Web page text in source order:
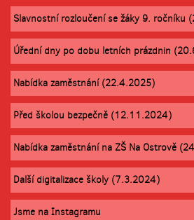
Slavnostní rozloučení se žáky 9. ročníku
Úřední dny po dobu letních prázdnin
Nabídka zaměstnání (22.4.2025)
Před školou bezpečně (12.11.2024)
Nabídka zaměstnání na ZŠ Na Ostrově
Další digitalizace školy (7.3.2024)
Jsme na Instagramu